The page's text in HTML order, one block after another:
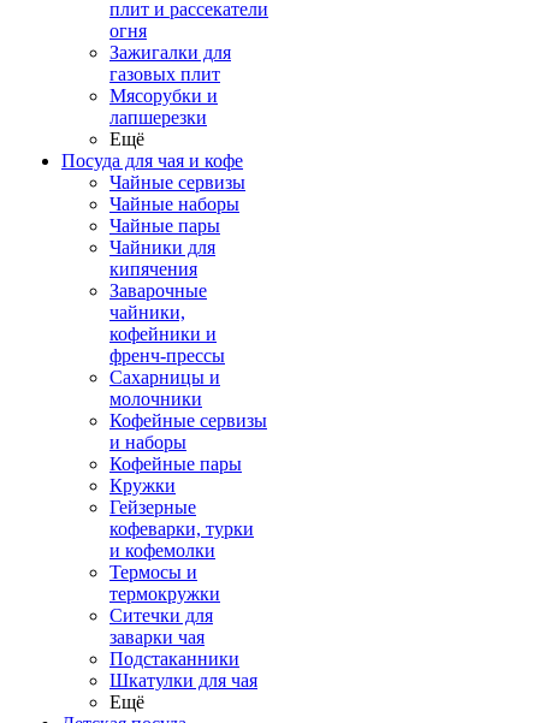
плит и рассекатели
огня
Зажигалки для
газовых плит
Мясорубки и
лапшерезки
Ещё
Посуда для чая и кофе
Чайные сервизы
Чайные наборы
Чайные пары
Чайники для
кипячения
Заварочные
чайники,
кофейники и
френч-прессы
Сахарницы и
молочники
Кофейные сервизы
и наборы
Кофейные пары
Кружки
Гейзерные
кофеварки, турки
и кофемолки
Термосы и
термокружки
Ситечки для
заварки чая
Подстаканники
Шкатулки для чая
Ещё